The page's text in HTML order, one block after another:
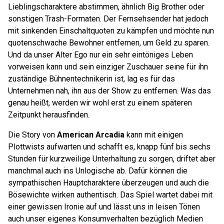
Lieblingscharaktere abstimmen, ähnlich Big Brother oder
sonstigen Trash-Formaten. Der Fernsehsender hat jedoch
mit sinkenden Einschaltquoten zu kämpfen und möchte nun
quotenschwache Bewohner entfernen, um Geld zu sparen.
Und da unser Alter Ego nur ein sehr eintöniges Leben
vorweisen kann und sein einziger Zuschauer seine für ihn
zuständige Bühnentechnikerin ist, lag es für das
Unternehmen nah, ihn aus der Show zu entfernen. Was das
genau heißt, werden wir wohl erst zu einem späteren
Zeitpunkt herausfinden.
Die Story von American Arcadia kann mit einigen
Plottwists aufwarten und schafft es, knapp fünf bis sechs
Stunden für kurzweilige Unterhaltung zu sorgen, driftet aber
manchmal auch ins Unlogische ab. Dafür können die
sympathischen Hauptcharaktere überzeugen und auch die
Bösewichte wirken authentisch. Das Spiel wartet dabei mit
einer gewissen Ironie auf und lässt uns in leisen Tönen
auch unser eigenes Konsumverhalten bezüglich Medien